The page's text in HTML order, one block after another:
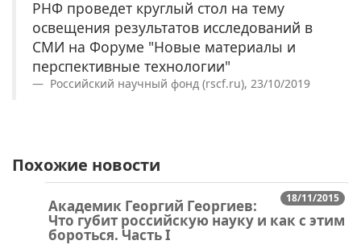
РНФ проведет круглый стол на тему
освещения результатов исследований в
СМИ на Форуме "Новые материалы и
перспективные технологии"
Российский научный фонд (rscf.ru), 23/10/2019
Похожие новости
18/11/2015
Академик Георгий Георгиев:
Что губит российскую науку и как с этим
бороться. Часть I